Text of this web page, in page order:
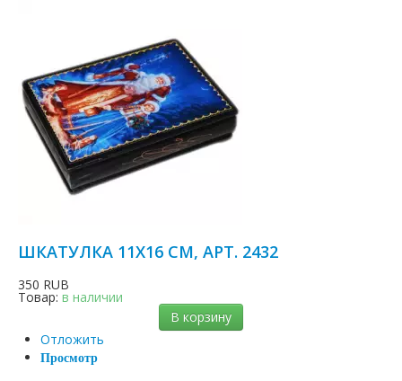
ШКАТУЛКА 11Х16 СМ, АРТ. 2432
350 RUB
Товар: в наличии
В корзину
Отложить
Просмотр